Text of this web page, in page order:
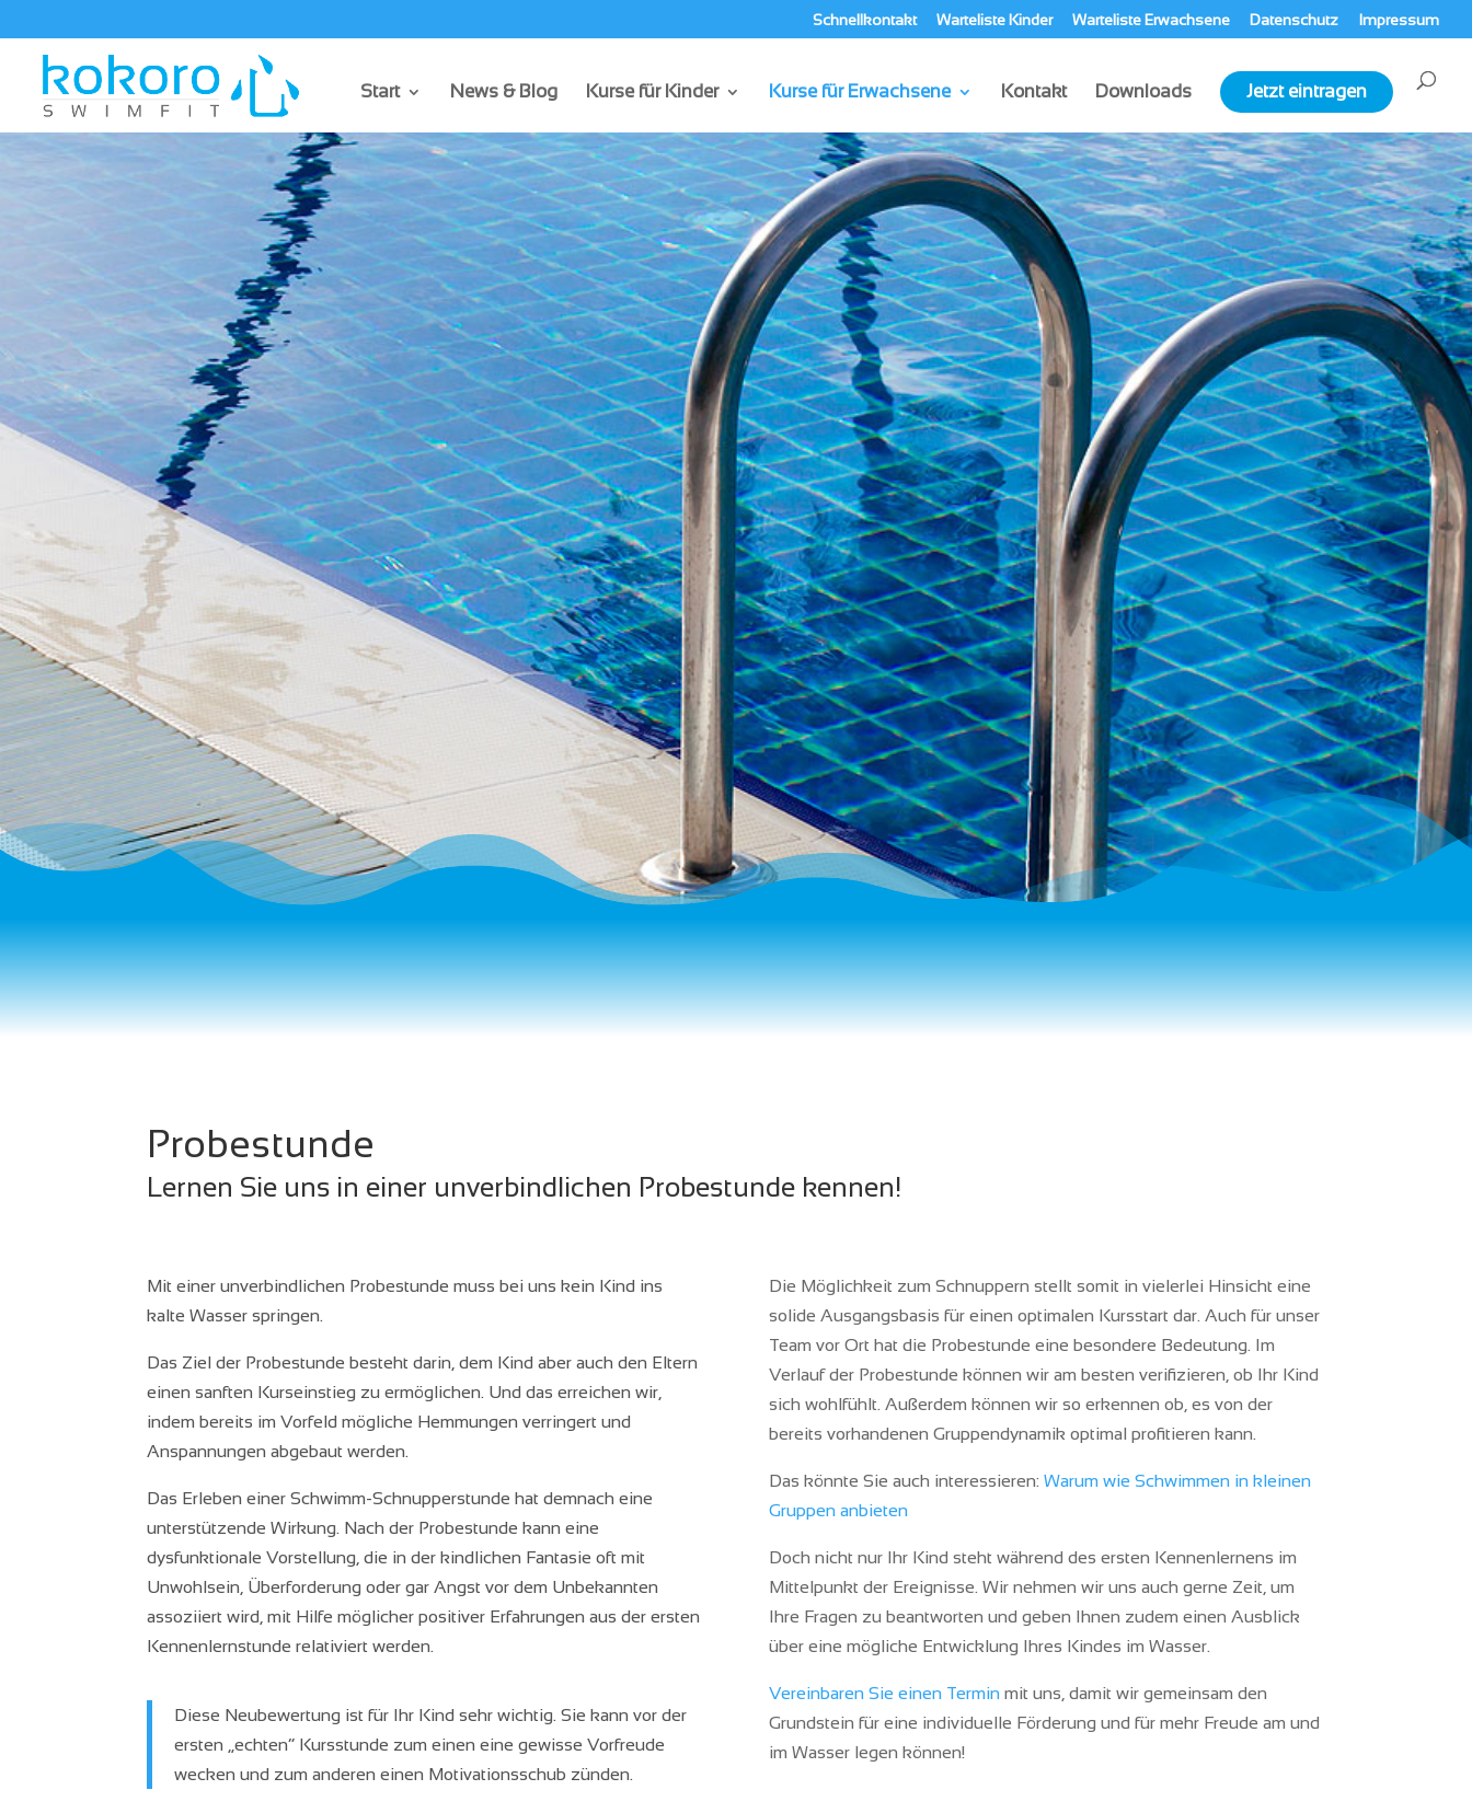
Schnellkontakt Warteliste Kinder Warteliste Erwachsene Datenschutz Impressum
Start News & Blog Kurse für Kinder Kurse für Erwachsene Kontakt Downloads Jetzt eintragen
Probestunde
Lernen Sie uns in einer unverbindlichen Probestunde kennen!
Mit einer unverbindlichen Probestunde muss bei uns kein Kind ins
kalte Wasser springen.
Das Ziel der Probestunde besteht darin, dem Kind aber auch den Eltern
einen sanften Kurseinstieg zu ermöglichen. Und das erreichen wir,
indem bereits im Vorfeld mögliche Hemmungen verringert und
Anspannungen abgebaut werden.
Das Erleben einer Schwimm-Schnupperstunde hat demnach eine
unterstützende Wirkung. Nach der Probestunde kann eine
dysfunktionale Vorstellung, die in der kindlichen Fantasie oft mit
Unwohlsein, Überforderung oder gar Angst vor dem Unbekannten
assoziiert wird, mit Hilfe möglicher positiver Erfahrungen aus der ersten
Kennenlernstunde relativiert werden.
Diese Neubewertung ist für Ihr Kind sehr wichtig. Sie kann vor der
ersten „echten“ Kursstunde zum einen eine gewisse Vorfreude
wecken und zum anderen einen Motivationsschub zünden.
Die Möglichkeit zum Schnuppern stellt somit in vielerlei Hinsicht eine
solide Ausgangsbasis für einen optimalen Kursstart dar. Auch für unser
Team vor Ort hat die Probestunde eine besondere Bedeutung. Im
Verlauf der Probestunde können wir am besten verifizieren, ob Ihr Kind
sich wohlfühlt. Außerdem können wir so erkennen ob, es von der
bereits vorhandenen Gruppendynamik optimal profitieren kann.
Das könnte Sie auch interessieren: Warum wie Schwimmen in kleinen
Gruppen anbieten
Doch nicht nur Ihr Kind steht während des ersten Kennenlernens im
Mittelpunkt der Ereignisse. Wir nehmen wir uns auch gerne Zeit, um
Ihre Fragen zu beantworten und geben Ihnen zudem einen Ausblick
über eine mögliche Entwicklung Ihres Kindes im Wasser.
Vereinbaren Sie einen Terminmit uns, damit wir gemeinsam den
Grundstein für eine individuelle Förderung und für mehr Freude am und
im Wasser legen können!